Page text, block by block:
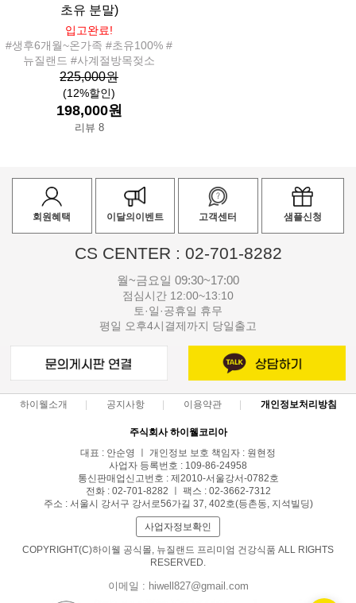
초유 분말)
입고완료!
#생후6개월~온가족 #초유100% #
뉴질랜드 #사계절방목젖소
225,000원
(12%할인)
198,000원
리뷰 8
회원혜택 이달의이벤트 고객센터 샘플신청
CS CENTER : 02-701-8282
월~금요일 09:30~17:00
점심시간 12:00~13:10
토·일·공휴일 휴무
평일 오후4시결제까지 당일출고
하이웰소개 공지사항 이용약관 개인정보처리방침
주식회사 하이웰코리아
대표 : 안순영 ㅣ 개인정보 보호 책임자 : 원현정
사업자 등록번호 : 109-86-24958
통신판매업신고번호 : 제2010-서울강서-0782호
전화 : 02-701-8282 ㅣ 팩스 : 02-3662-7312
주소 : 서울시 강서구 강서로56가길 37, 402호(등촌동, 지석빌딩)
사업자정보확인
COPYRIGHT(C)하이웰 공식몰, 뉴질랜드 프리미엄 건강식품 ALL RIGHTS
RESERVED.
이메일 : hiwell827@gmail.com